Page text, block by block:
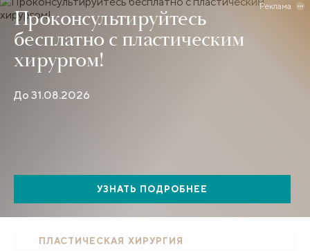
Реклама
Проконсультируйтесь
бесплатно с пластическим
хирургом!
До 31.08.2026
УЗНАТЬ ПОДРОБНЕЕ
ПЛАСТИЧЕСКАЯ ХИРУРГИЯ